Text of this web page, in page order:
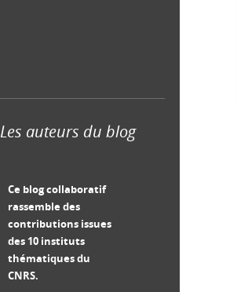
Les auteurs du blog
Ce blog collaboratif
rassemble des
contributions issues
des 10 instituts
thématiques du
CNRS.